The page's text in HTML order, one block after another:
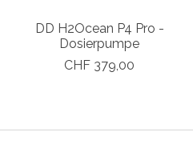
DD H2Ocean P4 Pro -
Dosierpumpe
CHF 379,00